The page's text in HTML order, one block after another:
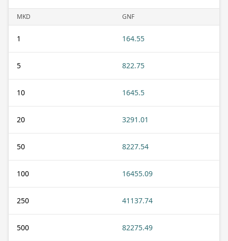
MKD GNF
1 164.55
5 822.75
10 1645.5
20 3291.01
50 8227.54
100 16455.09
250 41137.74
500 82275.49